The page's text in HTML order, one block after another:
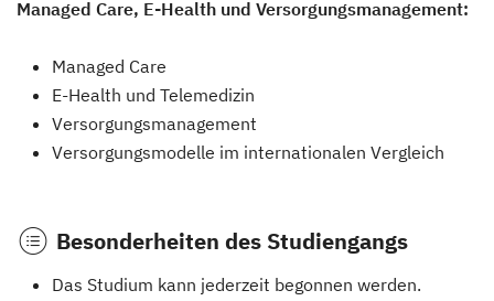
Managed Care, E-Health und Versorgungsmanagement:
Managed Care
E-Health und Telemedizin
Versorgungsmanagement
Versorgungsmodelle im internationalen Vergleich
Besonderheiten des Studiengangs
Das Studium kann jederzeit begonnen werden.